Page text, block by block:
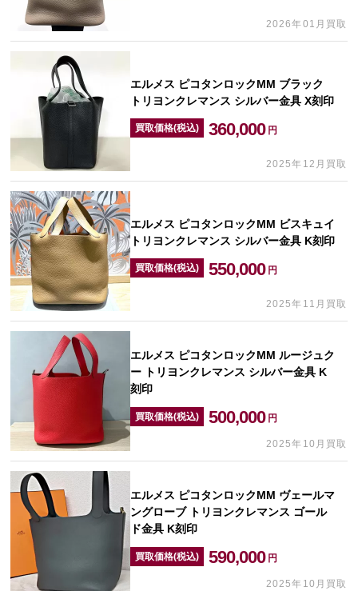
2026年01月買取
エルメス ピコタンロックMM ブラック
トリヨンクレマンス シルバー金具 X刻印
買取価格(税込) 360,000 円
2025年12月買取
エルメス ピコタンロックMM ビスキュイ
トリヨンクレマンス シルバー金具 K刻印
買取価格(税込) 550,000 円
2025年11月買取
エルメス ピコタンロックMM ルージュク
ー トリヨンクレマンス シルバー金具 K
刻印
買取価格(税込) 500,000 円
2025年10月買取
エルメス ピコタンロックMM ヴェールマ
ングローブ トリヨンクレマンス ゴール
ド金具 K刻印
買取価格(税込) 590,000 円
2025年10月買取